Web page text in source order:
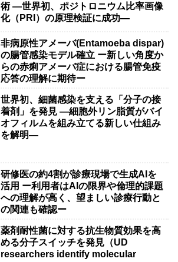
術 ―世界初、ポジトロニウム比率画像
化（PRI）の原理検証に成功―
非病原性アメーバ(Entamoeba dispar)
の腸管感染モデル確立 ー新しい角度か
らの赤痢アメーバ症における腸管免疫
応答の理解に期待ー
世界初、細菌感染を支える「分子の接
着剤」を発見 ―細胞外リン脂質がバイ
オフィルムを組み立てる新しい仕組み
を解明―
研修医の約4割が診療現場で生成AIを
活用 ー利用者はAIの限界や倫理的課題
への理解が高く、望ましい診療行動と
の関連も確認ー
薬剤耐性菌に対する抗生物質効果を高
める分子スイッチを発見（UD
researchers identify molecular